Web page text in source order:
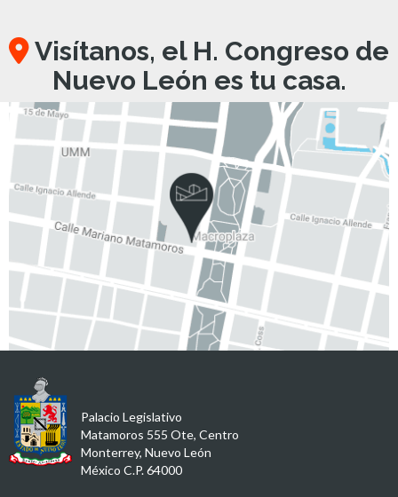
Visítanos, el H. Congreso de
Nuevo León es tu casa.
Palacio Legislativo
Matamoros 555 Ote, Centro
Monterrey, Nuevo León
México C.P. 64000